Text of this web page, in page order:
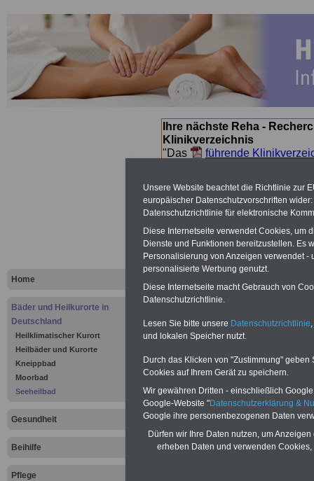
Home
Bäder und Heilkurorte in
Deutschland
Heilklimatischer Kurort
Heilbäder und Kurorte
Kneippbad
Moorbad
Seeheilbad
Gesundheit
Beihilfe
Pflege
Ihre nächste Reha -
Klinikverzeichnis
"Das
führende
suchen. Beamtinnen und
Angebote nach
Seeheilbäder in Deutschland
Unsere Website beachtet die Richtlinie zur
europäischer Datenschutzvorschriften
Datenschutzrichtlinie für elektronische
Diese Internetseite verwendet Cookies, um
Dienste und Funktionen bereitzustellen. Es
Personalisierung von Anzeigen verwendet
personalisierte Werbung genutzt.
Diese Internetseite macht Gebrauch von
Datenschutzrichtlinie.
Lesen Sie bitte unsere Datenschutzrichtlinie
und lokalen Speicher nutzt.
Durch das Klicken von "Zustimmung"
Cookies auf Ihrem Gerät zu speichern.
Wir gewähren Dritten - einschließlich
Google-Website "Datenschutzerklärung &
Google ihre personenbezogenen Daten
Dürfen wir Ihre Daten nutzen, um
erheben Daten und verwenden